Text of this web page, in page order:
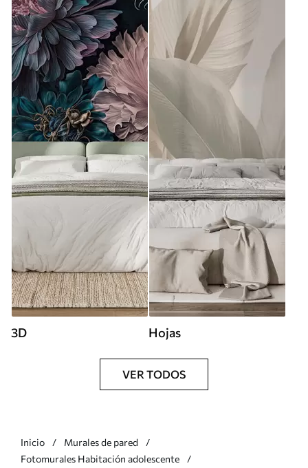
3D Hojas
VER TODOS
Inicio
Murales de pared
Fotomurales Habitación adolescente